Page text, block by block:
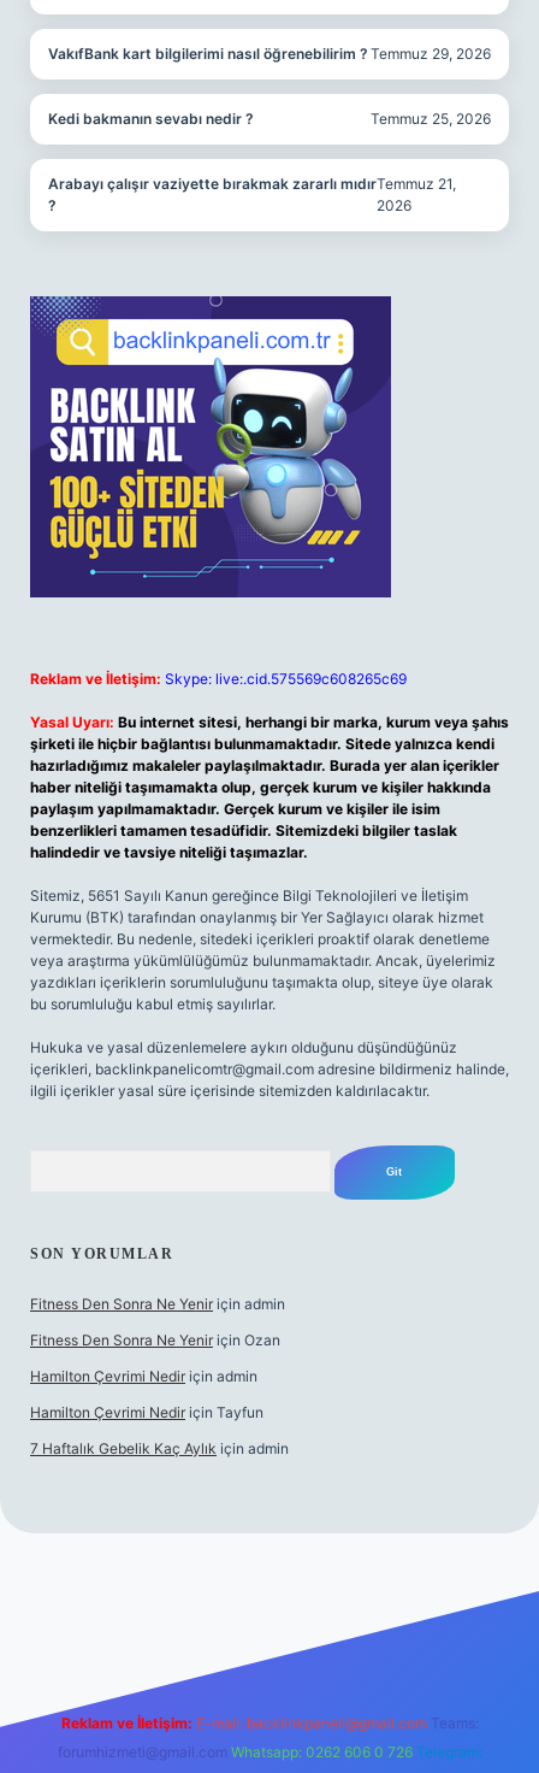
VakıfBank kart bilgilerimi nasıl öğrenebilirim ? Temmuz 29, 2026
Kedi bakmanın sevabı nedir ? Temmuz 25, 2026
Arabayı çalışır vaziyette bırakmak zararlı mıdır
?
Temmuz 21,
2026
Reklam ve İletişim: Skype: live:.cid.575569c608265c69
Yasal Uyarı: Bu internet sitesi, herhangi bir marka, kurum veya şahıs
şirketi ile hiçbir bağlantısı bulunmamaktadır. Sitede yalnızca kendi
hazırladığımız makaleler paylaşılmaktadır. Burada yer alan içerikler
haber niteliği taşımamakta olup, gerçek kurum ve kişiler hakkında
paylaşım yapılmamaktadır. Gerçek kurum ve kişiler ile isim
benzerlikleri tamamen tesadüfidir. Sitemizdeki bilgiler taslak
halindedir ve tavsiye niteliği taşımazlar.
Sitemiz, 5651 Sayılı Kanun gereğince Bilgi Teknolojileri ve İletişim
Kurumu (BTK) tarafından onaylanmış bir Yer Sağlayıcı olarak hizmet
vermektedir. Bu nedenle, sitedeki içerikleri proaktif olarak denetleme
veya araştırma yükümlülüğümüz bulunmamaktadır. Ancak, üyelerimiz
yazdıkları içeriklerin sorumluluğunu taşımakta olup, siteye üye olarak
bu sorumluluğu kabul etmiş sayılırlar.
Hukuka ve yasal düzenlemelere aykırı olduğunu düşündüğünüz
içerikleri, backlinkpanelicomtr@gmail.com adresine bildirmeniz halinde,
ilgili içerikler yasal süre içerisinde sitemizden kaldırılacaktır.
SON YORUMLAR
Fitness Den Sonra Ne Yenir için admin
Fitness Den Sonra Ne Yenir için Ozan
Hamilton Çevrimi Nedir için admin
Hamilton Çevrimi Nedir için Tayfun
7 Haftalık Gebelik Kaç Aylık için admin
Reklam ve İletişim: E-mail: backlinkpaneli@gmail.com Teams:
forumhizmeti@gmail.com Whatsapp: 0262 606 0 726 Telegram: